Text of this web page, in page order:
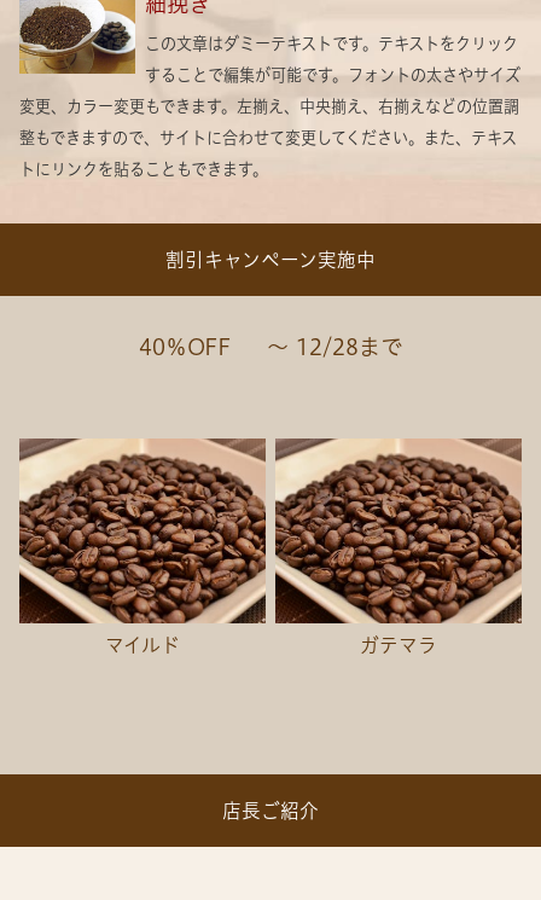
この文章はダミーテキストです。テキストをクリック
することで編集が可能です。フォントの太さやサイズ
変更、カラー変更もできます。左揃え、中央揃え、右揃えなどの位置調
整もできますので、サイトに合わせて変更してください。また、テキス
トにリンクを貼ることもできます。
割引キャンペーン実施中
40％OFF ～ 12/28まで
マイルド ガテマラ
店長ご紹介